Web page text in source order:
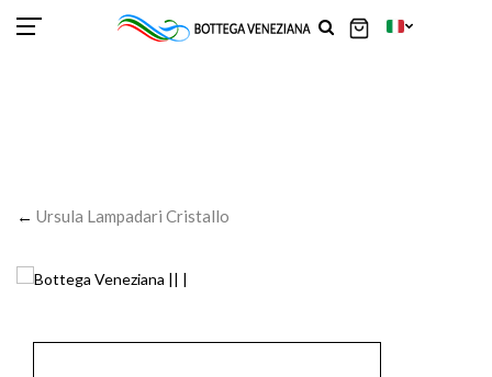
← Ursula Lampadari Cristallo